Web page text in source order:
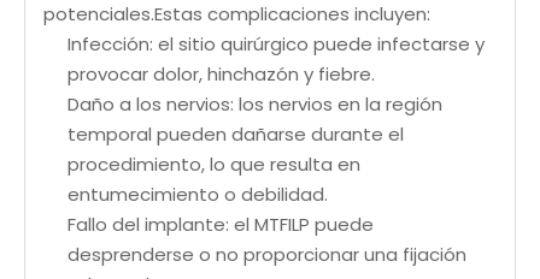
potenciales.Estas complicaciones incluyen:
Infección: el sitio quirúrgico puede infectarse y
provocar dolor, hinchazón y fiebre.
Daño a los nervios: los nervios en la región
temporal pueden dañarse durante el
procedimiento, lo que resulta en
entumecimiento o debilidad.
Fallo del implante: el MTFILP puede
desprenderse o no proporcionar una fijación